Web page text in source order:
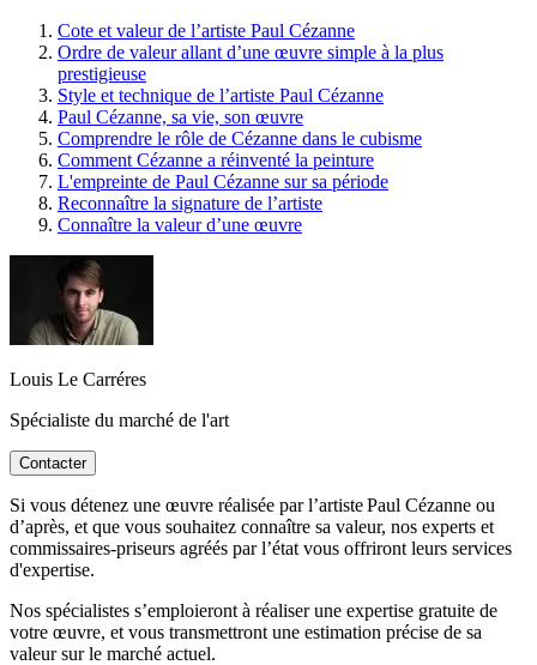
Cote et valeur de l’artiste Paul Cézanne
Ordre de valeur allant d’une œuvre simple à la plus
prestigieuse
Style et technique de l’artiste Paul Cézanne
Paul Cézanne, sa vie, son œuvre
Comprendre le rôle de Cézanne dans le cubisme
Comment Cézanne a réinventé la peinture
L'empreinte de Paul Cézanne sur sa période
Reconnaître la signature de l’artiste
Connaître la valeur d’une œuvre
Louis Le Carréres
Spécialiste du marché de l'art
Contacter
Si vous détenez une œuvre réalisée par l’artiste Paul Cézanne ou
d’après, et que vous souhaitez connaître sa valeur, nos experts et
commissaires-priseurs agréés par l’état vous offriront leurs services
d'expertise.
Nos spécialistes s’emploieront à réaliser une expertise gratuite de
votre œuvre, et vous transmettront une estimation précise de sa
valeur sur le marché actuel.